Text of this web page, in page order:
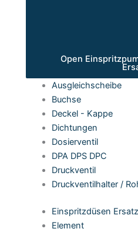
Open
Ausgleichscheibe
Buchse
Deckel - Kappe
Dichtungen
Dosierventil
DPA DPS DPC
Druckventil
Druckventilhalter /
Einspritzdüsen
Element